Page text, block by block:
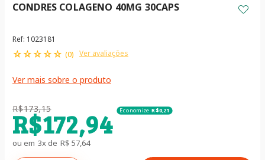
CONDRES COLAGENO 40MG 30CAPS
Ref: 1023181
☆☆☆☆☆ (0) Ver avaliações
Ver mais sobre o produto
R$173,15 Economize R$0,21
R$172,94
ou em 3x de R$ 57,64